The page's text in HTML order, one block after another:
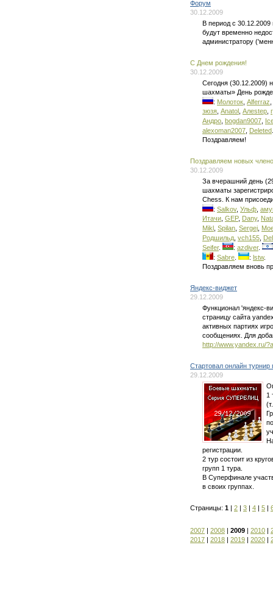
Форум
30.12.2009
В период с
будут временно
администратору
C Днем рождения!
30.12.2009
Сегодня (30.12.2009)
шахматы» День
: Молоток Alferraz
зюзя Anatol Алеstep
Андро bogdan9007
alexoman2007 Deleted
Поздравляем!
Поздравляем новых
30.12.2009
За вчерашний день
шахматы
Chess. К нам
: Salkov, Ульф
Итачи GEP, Dany,
Mikl Spilan Sergej
Родшильд vch155
Seifer. : azdiver.
: Sabre : lstw.
Поздравляем вновь
Яндекс-виджет
29.12.2009
Функционал 'яндекс-
страницу сайта
активных партиях
сообщениях. Для
http://www.yandex.ru/
Стартовал онлайн
29.12.2009
1
регистрации.
2 тур состоит из
групп 1 тура.
В Суперфинале
в своих группах.
Страницы: 1 | 2 | 3 | 4 | 5 |
2007 | 2008 | 2009 | 2010 |
2017 | 2018 | 2019 | 2020 |